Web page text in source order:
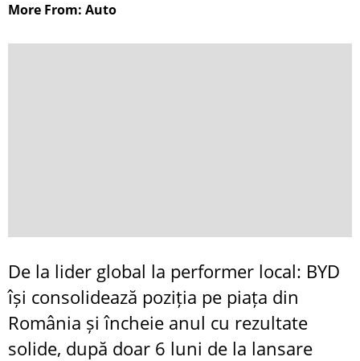
More From: Auto
De la lider global la performer local: BYD
își consolidează poziția pe piața din
România și încheie anul cu rezultate
solide, după doar 6 luni de la lansare